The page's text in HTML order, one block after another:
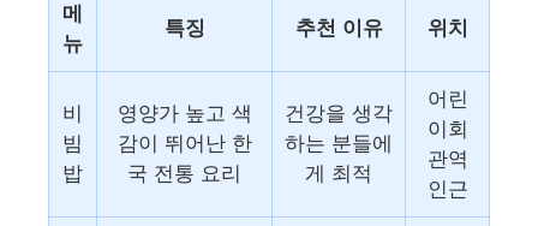
메
뉴
특징 추천 이유 위치
비
빔
밥
영양가 높고 색
감이 뛰어난 한
국 전통 요리
건강을 생각
하는 분들에
게 최적
어린
이회
관역
인근